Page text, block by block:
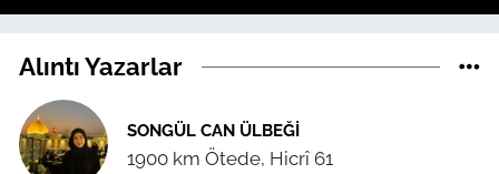
Alıntı Yazarlar
SONGÜL CAN ÜLBEĞI
1900 km Ötede, Hicrî 61